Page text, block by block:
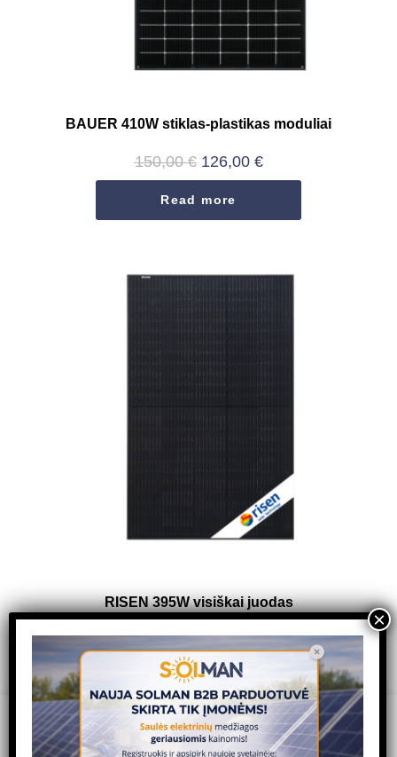
BAUER 410W stiklas-plastikas moduliai
150,00€ 126,00 €
Read more
RISEN 395W visiškai juodas
166,00€
Read more
We use cookies on our website to give you the most relevant
experience by remembering your preferences and repeat